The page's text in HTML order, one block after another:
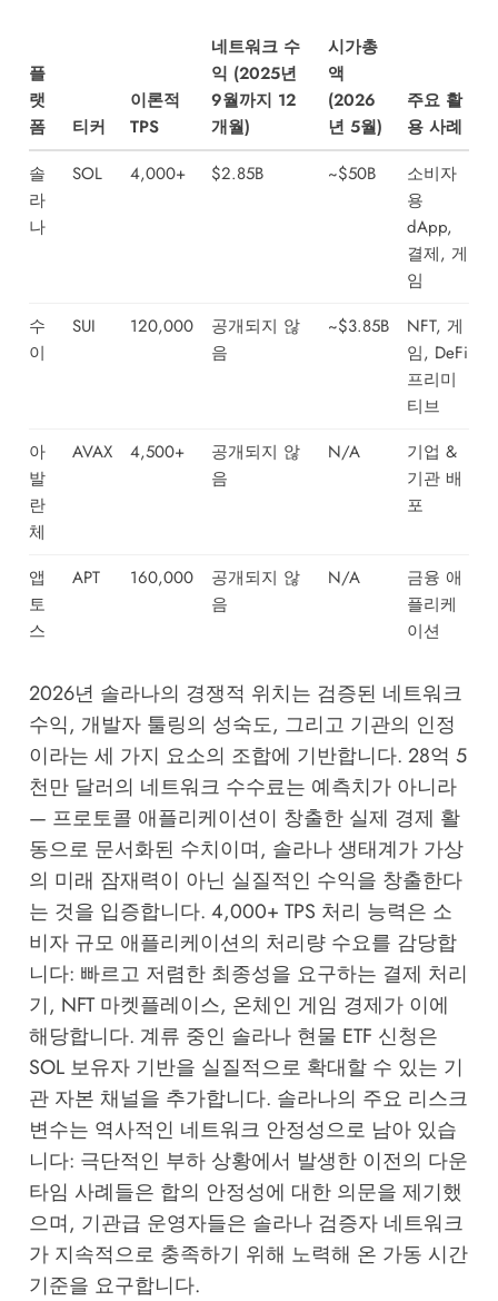
플
랫
폼
티커
이론적
TPS
네트워크 수
익 (2025년
9월까지 12
개월)
시가총
액
(2026
년 5월)
주요 활
용 사례
솔
라
나
SOL 4,000+ $2.85B ~$50B
소비자
용
dApp,
결제, 게
임
수
이
SUI 120,000
공개되지 않
음
~$3.85B
NFT, 게
임, DeFi
프리미
티브
아
발
란
체
AVAX 4,500+
공개되지 않
음
N/A
기업 &
기관 배
포
앱
토
스
APT 160,000
공개되지 않
음
N/A
금융 애
플리케
이션
2026년 솔라나의 경쟁적 위치는 검증된 네트워크
수익, 개발자 툴링의 성숙도, 그리고 기관의 인정
이라는 세 가지 요소의 조합에 기반합니다. 28억 5
천만 달러의 네트워크 수수료는 예측치가 아니라
— 프로토콜 애플리케이션이 창출한 실제 경제 활
동으로 문서화된 수치이며, 솔라나 생태계가 가상
의 미래 잠재력이 아닌 실질적인 수익을 창출한다
는 것을 입증합니다. 4,000+ TPS 처리 능력은 소
비자 규모 애플리케이션의 처리량 수요를 감당합
니다: 빠르고 저렴한 최종성을 요구하는 결제 처리
기, NFT 마켓플레이스, 온체인 게임 경제가 이에
해당합니다. 계류 중인 솔라나 현물 ETF 신청은
SOL 보유자 기반을 실질적으로 확대할 수 있는 기
관 자본 채널을 추가합니다. 솔라나의 주요 리스크
변수는 역사적인 네트워크 안정성으로 남아 있습
니다: 극단적인 부하 상황에서 발생한 이전의 다운
타임 사례들은 합의 안정성에 대한 의문을 제기했
으며, 기관급 운영자들은 솔라나 검증자 네트워크
가 지속적으로 충족하기 위해 노력해 온 가동 시간
기준을 요구합니다.